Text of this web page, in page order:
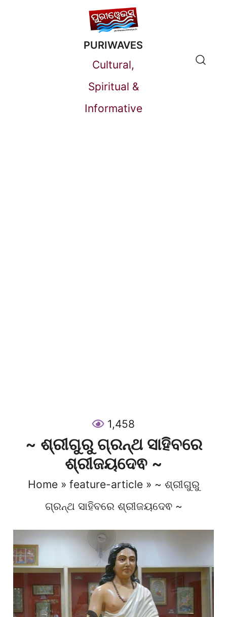
PURIWAVES
Cultural,
Spiritual &
Informative
1,458
~ ଶ୍ରୀଗୁରୁ ଗ୍ରନ୍ଥ ସାହିବରେ
ଶ୍ରୀଜୟଦେଵ ~
Home» feature-article» ~ ଶ୍ରୀଗୁରୁ
ଗ୍ରନ୍ଥ ସାହିବରେ ଶ୍ରୀଜୟଦେଵ ~